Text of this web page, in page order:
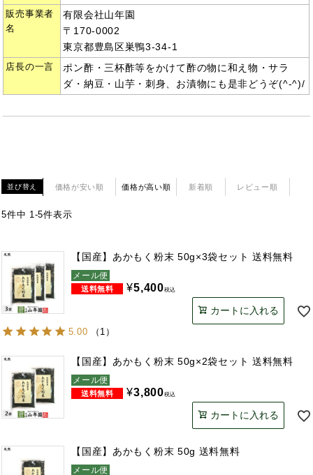
販売事業者
名
有限会社山年園
〒170-0002
東京都豊島区巣鴨3-34-1
店長の一言
ポン酢・三杯酢等をかけて酢の物に和え物・サラ
ダ・納豆・山芋・刺身、お漬物にも是非どうぞ(^-^)/
並び替え 価格が安い順 価格が高い順 新着順 レビュー順
5件中 1 -5件表示
【国産】あかもく粉末 50g×3袋セット 送料無料
メール便
¥5,400税込
カートに入れる
5.00 （ 1 ）
【国産】あかもく粉末 50g×2袋セット 送料無料
メール便
¥3,800税込
カートに入れる
【国産】あかもく粉末 50g 送料無料
メール便